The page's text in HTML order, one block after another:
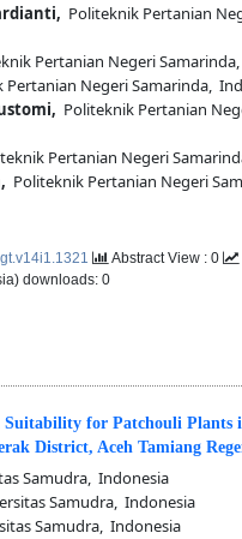
Politeknik Pertanian
Pertanian Negeri
Pertanian Negeri Samarinda,
Politeknik Pertanian
Pertanian Negeri
Politeknik Pertanian Negeri
Abstract View : 0
downloads: 0
for Patchouli Plants
District, Aceh Tamiang
Samudra, Indonesia
Samudra, Indonesia
Samudra, Indonesia